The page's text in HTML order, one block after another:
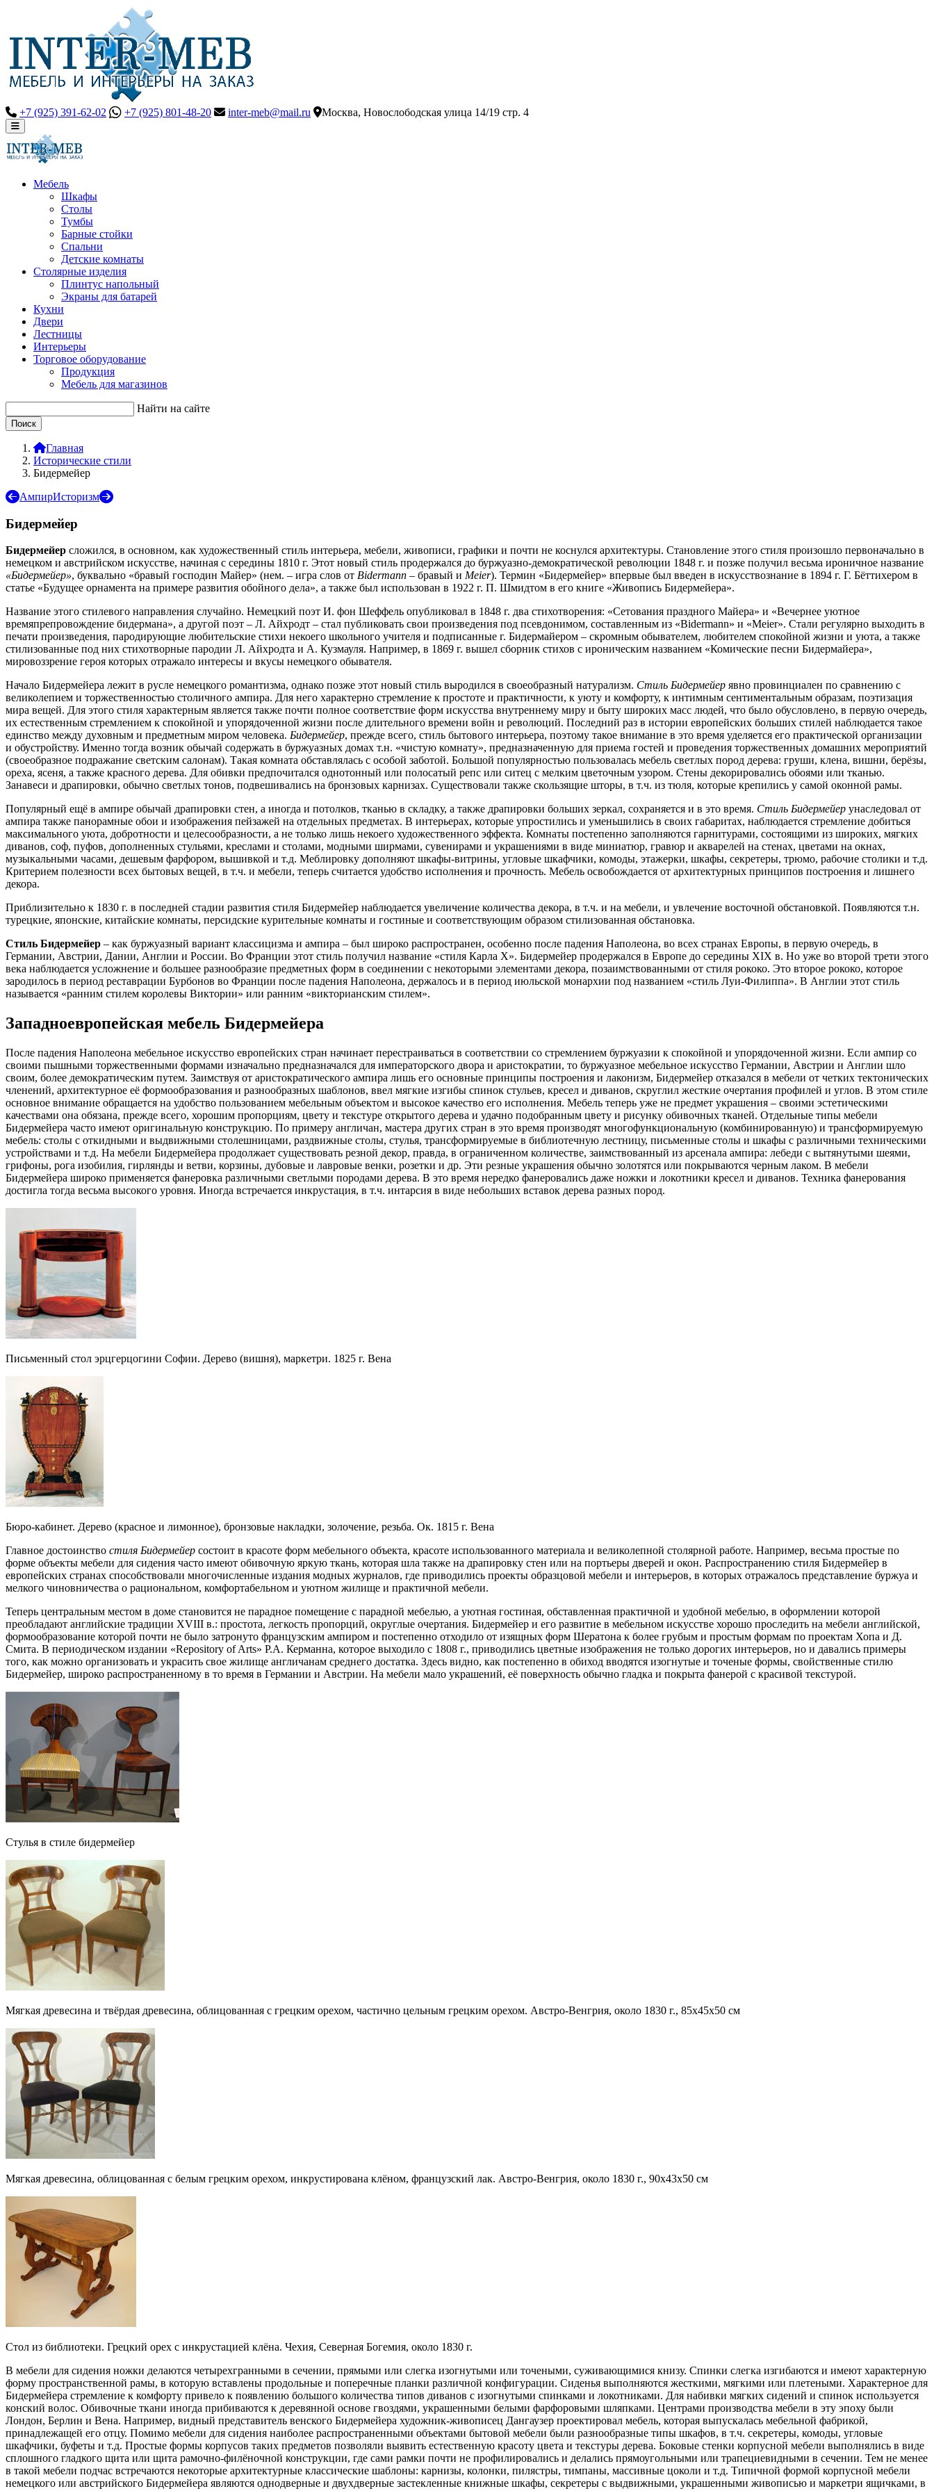
+7 (925) 391-62-02 +7 (925) 801-48-20 inter-meb@mail.ru Москва, Новослободская улица 14/19 стр. 4
Мебель
Шкафы
Столы
Тумбы
Барные стойки
Спальни
Детские комнаты
Столярные изделия
Плинтус напольный
Экраны для батарей
Кухни
Двери
Лестницы
Интерьеры
Торговое оборудование
Продукция
Мебель для магазинов
Найти на сайте
Главная
Исторические стили
Бидермейер
АмпирИсторизм
Бидермейер
Бидермейер сложился, в основном, как художественный стиль интерьера, мебели, живописи, графики и почти не коснулся архитектуры. Становление этого стиля произошло первоначально в
немецком и австрийском искусстве, начиная с середины 1810 г. Этот новый стиль продержался до буржуазно-демократической революции 1848 г. и позже получил весьма ироничное название
Бидермейер , буквально бравый господин Майер (нем. – игра слов от Bidermann – бравый и Meier). Термин Бидермейер
впервые был введен в искусствознание в 1894 г. Г. Бёттихером в
статье
Будущее орнамента на примере развития обойного дела , а также был использован в 1922 г. П. Шмидтом в его книге Живопись Бидермейера .
Название этого стилевого направления случайно. Немецкий поэт И. фон Шеффель опубликовал в 1848 г. два стихотворения:
Сетования праздного Майера и
Вечернее уютное
времяпрепровождение бидермана , а другой поэт – Л. Айхродт – стал публиковать свои произведения под псевдонимом, составленным из Bidermann и Meier . Стали регулярно выходить в
печати произведения, пародирующие любительские стихи некоего школьного учителя и подписанные г. Бидермайером – скромным обывателем, любителем спокойной жизни и уюта, а также
стилизованные под них стихотворные пародии Л. Айхродта и А. Кузмауля. Например, в 1869 г. вышел сборник стихов с ироническим названием
Комические песни Бидермайера ,
мировоззрение героя которых отражало интересы и вкусы немецкого обывателя.
Начало Бидермейера лежит в русле немецкого романтизма, однако позже этот новый стиль выродился в своеобразный натурализм. Стиль Бидермейер явно провинциален по сравнению с
великолепием и торжественностью столичного ампира. Для него характерно стремление к простоте и практичности, к уюту и комфорту, к интимным сентиментальным образам, поэтизация
мира вещей. Для этого стиля характерным является также почти полное соответствие форм искусства внутреннему миру и быту широких масс людей, что было обусловлено, в первую очередь,
их естественным стремлением к спокойной и упорядоченной жизни после длительного времени войн и революций. Последний раз в истории европейских больших стилей наблюдается такое
единство между духовным и предметным миром человека. Бидермейер, прежде всего, стиль бытового интерьера, поэтому такое внимание в это время уделяется его практической организации
и обустройству. Именно тогда возник обычай содержать в буржуазных домах т.н.
чистую комнату , предназначенную для приема гостей и проведения торжественных домашних мероприятий
(своеобразное подражание светским салонам). Такая комната обставлялась с особой заботой. Большой популярностью пользовалась мебель светлых пород дерева: груши, клена, вишни, берёзы,
ореха, ясеня, а также красного дерева. Для обивки предпочитался однотонный или полосатый репс или ситец с мелким цветочным узором. Стены декорировались обоями или тканью.
Занавеси и драпировки, обычно светлых тонов, подвешивались на бронзовых карнизах. Существовали также скользящие шторы, в т.ч. из тюля, которые крепились у самой оконной рамы.
Популярный ещё в ампире обычай драпировки стен, а иногда и потолков, тканью в складку, а также драпировки больших зеркал, сохраняется и в это время. Стиль Бидермейер унаследовал от
ампира также панорамные обои и изображения пейзажей на отдельных предметах. В интерьерах, которые упростились и уменьшились в своих габаритах, наблюдается стремление добиться
максимального уюта, добротности и целесообразности, а не только лишь некоего художественного эффекта. Комнаты постепенно заполняются гарнитурами, состоящими из широких, мягких
диванов, соф, пуфов, дополненных стульями, креслами и столами, модными ширмами, сувенирами и украшениями в виде миниатюр, гравюр и акварелей на стенах, цветами на окнах,
музыкальными часами, дешевым фарфором, вышивкой и т.д. Меблировку дополняют шкафы-витрины, угловые шкафчики, комоды, этажерки, шкафы, секретеры, трюмо, рабочие столики и т.д.
Критерием полезности всех бытовых вещей, в т.ч. и мебели, теперь считается удобство исполнения и прочность. Мебель освобождается от архитектурных принципов построения и лишнего
декора.
Приблизительно к 1830 г. в последней стадии развития стиля Бидермейер наблюдается увеличение количества декора, в т.ч. и на мебели, и увлечение восточной обстановкой. Появляются т.н.
турецкие, японские, китайские комнаты, персидские курительные комнаты и гостиные и соответствующим образом стилизованная обстановка.
Стиль Бидермейер – как буржуазный вариант классицизма и ампира – был широко распространен, особенно после падения Наполеона, во всех странах Европы, в первую очередь, в
Германии, Австрии, Дании, Англии и России. Во Франции этот стиль получил название
стиля Карла X . Бидермейер продержался в Европе до середины XIX в. Но уже во второй трети этого
века наблюдается усложнение и большее разнообразие предметных форм в соединении с некоторыми элементами декора, позаимствованными от стиля рококо. Это второе рококо, которое
зародилось в период реставрации Бурбонов во Франции после падения Наполеона, держалось и в период июльской монархии под названием
стиль Луи-Филиппа . В Англии этот стиль
называется
ранним стилем королевы Виктории или ранним викторианским стилем .
Западноевропейская мебель Бидермейера
После падения Наполеона мебельное искусство европейских стран начинает перестраиваться в соответствии со стремлением буржуазии к спокойной и упорядоченной жизни. Если ампир со
своими пышными торжественными формами изначально предназначался для императорского двора и аристократии, то буржуазное мебельное искусство Германии, Австрии и Англии шло
своим, более демократическим путем. Заимствуя от аристократического ампира лишь его основные принципы построения и лаконизм, Бидермейер отказался в мебели от четких тектонических
членений, архитектурное её формообразования и разнообразных шаблонов, ввел мягкие изгибы спинок стульев, кресел и диванов, скруглил жесткие очертания профилей и углов. В этом стиле
основное внимание обращается на удобство пользованием мебельным объектом и высокое качество его исполнения. Мебель теперь уже не предмет украшения – своими эстетическими
качествами она обязана, прежде всего, хорошим пропорциям, цвету и текстуре открытого дерева и удачно подобранным цвету и рисунку обивочных тканей. Отдельные типы мебели
Бидермейера часто имеют оригинальную конструкцию. По примеру англичан, мастера других стран в это время производят многофункциональную (комбинированную) и трансформируемую
мебель: столы с откидными и выдвижными столешницами, раздвижные столы, стулья, трансформируемые в библиотечную лестницу, письменные столы и шкафы с различными техническими
устройствами и т.д. На мебели Бидермейера продолжает существовать резной декор, правда, в ограниченном количестве, заимствованный из арсенала ампира: лебеди с вытянутыми шеями,
грифоны, рога изобилия, гирлянды и ветви, корзины, дубовые и лавровые венки, розетки и др. Эти резные украшения обычно золотятся или покрываются черным лаком. В мебели
Бидермейера широко применяется фанеровка различными светлыми породами дерева. В это время нередко фанеровались даже ножки и локотники кресел и диванов. Техника фанерования
достигла тогда весьма высокого уровня. Иногда встречается инкрустация, в т.ч. интарсия в виде небольших вставок дерева разных пород.
Письменный стол эрцгерцогини Софии. Дерево (вишня), маркетри. 1825 г. Вена
Бюро-кабинет. Дерево (красное и лимонное), бронзовые накладки, золочение, резьба. Ок. 1815 г. Вена
Главное достоинство стиля Бидермейер состоит в красоте форм мебельного объекта, красоте использованного материала и великолепной столярной работе. Например, весьма простые по
форме объекты мебели для сидения часто имеют обивочную яркую ткань, которая шла также на драпировку стен или на портьеры дверей и окон. Распространению стиля Бидермейер в
европейских странах способствовали многочисленные издания модных журналов, где приводились проекты образцовой мебели и интерьеров, в которых отражалось представление буржуа и
мелкого чиновничества о рациональном, комфортабельном и уютном жилище и практичной мебели.
Теперь центральным местом в доме становится не парадное помещение с парадной мебелью, а уютная гостиная, обставленная практичной и удобной мебелью, в оформлении которой
преобладают английские традиции XVIII в.: простота, легкость пропорций, округлые очертания. Бидермейер и его развитие в мебельном искусстве хорошо проследить на мебели английской,
формообразование которой почти не было затронуто французским ампиром и постепенно отходило от изящных форм Шератона к более грубым и простым формам по проектам Хопа и Д.
Смита. В периодическом издании
Repository of Arts
Р.А. Керманна, которое выходило с 1808 г., приводились цветные изображения не только дорогих интерьеров, но и давались примеры
того, как можно организовать и украсить свое жилище англичанам среднего достатка. Здесь видно, как постепенно в обиход вводятся изогнутые и точеные формы, свойственные стилю
Бидермейер, широко распространенному в то время в Германии и Австрии. На мебели мало украшений, её поверхность обычно гладка и покрыта фанерой с красивой текстурой.
Стулья в стиле бидермейер
Мягкая древесина и твёрдая древесина, облицованная с грецким орехом, частично цельным грецким орехом. Австро-Венгрия, около 1830 г., 85x45x50 см
Мягкая древесина, облицованная с белым грецким орехом, инкрустирована клёном, французский лак. Австро-Венгрия, около 1830 г., 90x43x50 см
Стол из библиотеки. Грецкий орех с инкрустацией клёна. Чехия, Северная Богемия, около 1830 г.
В мебели для сидения ножки делаются четырехгранными в сечении, прямыми или слегка изогнутыми или точеными, суживающимися книзу. Спинки слегка изгибаются и имеют характерную
форму пространственной рамы, в которую вставлены продольные и поперечные планки различной конфигурации. Сиденья выполняются жесткими, мягкими или плетеными. Характерное для
Бидермейера стремление к комфорту привело к появлению большого количества типов диванов с изогнутыми спинками и локотниками. Для набивки мягких сидений и спинок используется
конский волос. Обивочные ткани иногда прибиваются к деревянной основе гвоздями, украшенными белыми фарфоровыми шляпками. Центрами производства мебели в эту эпоху были
Лондон, Берлин и Вена. Например, видный представитель венского Бидермейера художник-живописец Дангаузер проектировал мебель, которая выпускалась мебельной фабрикой,
принадлежащей его отцу. Помимо мебели для сидения наиболее распространенными объектами бытовой мебели были разнообразные типы шкафов, в т.ч. секретеры, комоды, угловые
шкафчики, буфеты и т.д. Простые формы корпусов таких предметов позволяли выявить естественную красоту цвета и текстуры дерева. Боковые стенки корпусной мебели выполнялись в виде
сплошного гладкого щита или щита рамочно-филёночной конструкции, где сами рамки почти не профилировались и делались прямоугольными или трапециевидными в сечении. Тем не менее
в такой мебели подчас встречаются некоторые архитектурные классические шаблоны: карнизы, колонки, пилястры, тимпаны, массивные цоколи и т.д. Типичной формой корпусной мебели
немецкого или австрийского Бидермейера являются однодверные и двухдверные застекленные книжные шкафы, секретеры с выдвижными, украшенными живописью и маркетри ящичками, в